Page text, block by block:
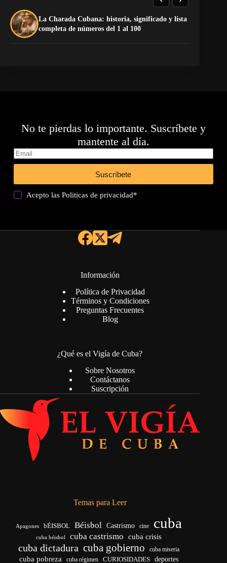
La Charada Cubana: historia, significado y lista
completa de números del 1 al 100
No te pierdas lo importante. Suscríbete y
mantente al día.
Suscríbete
Acepto lasPoliticas de privacidad*
Información
Política de Privacidad
Términos y Condiciones
Preguntas Frecuentes
Blog
¿Qué es el Vigía de Cuba?
Sobre Nosotros
Contáctanos
Suscripción
Temas para Leer
Apagones bÉISBOL Béisbol Castrismo cine cuba
cuba béisbol cuba castrismo cuba crisis
cuba dictadura cuba gobierno cuba miseria
cuba pobreza cuba régimen CURIOSIDADES deportes